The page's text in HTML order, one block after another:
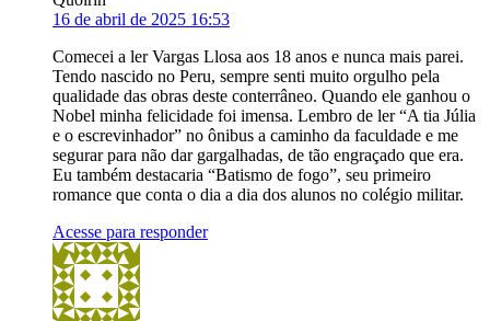
16 de abril de 2025 16:53
Comecei a ler Vargas Llosa aos 18 anos e nunca mais parei.
Tendo nascido no Peru, sempre senti muito orgulho pela
qualidade das obras deste conterrâneo. Quando ele ganhou o
Nobel minha felicidade foi imensa. Lembro de ler “A tia Júlia
e o escrevinhador” no ônibus a caminho da faculdade e me
segurar para não dar gargalhadas, de tão engraçado que era.
Eu também destacaria “Batismo de fogo”, seu primeiro
romance que conta o dia a dia dos alunos no colégio militar.
Acesse para responder